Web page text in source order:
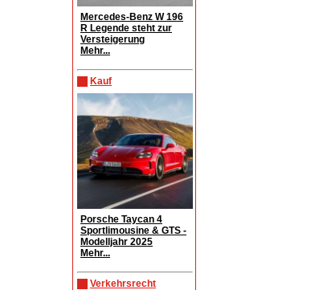
Mercedes-Benz W 196
R Legende steht zur
Versteigerung
Mehr...
Kauf
Porsche Taycan 4
Sportlimousine & GTS -
Modelljahr 2025
Mehr...
Verkehrsrecht